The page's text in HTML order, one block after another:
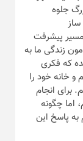
جلوه
مسیر پیشرفت
زندگی ما به
که فکری
خانه خود را
برای انجام
اما چگونه
به پاسخ این